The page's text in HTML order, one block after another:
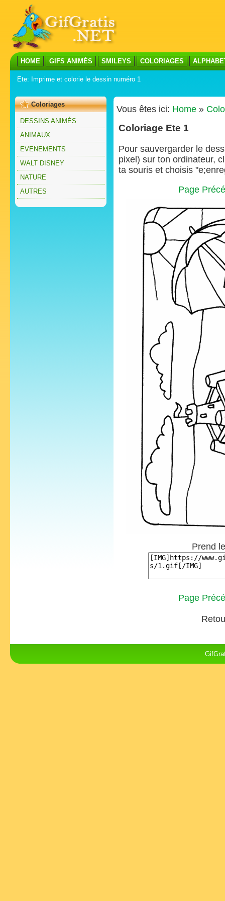
HOME GIFS ANIMÉS SMILEYS COLORIAGES
Ete: Imprime et colorie le dessin numéro 1
Coloriages
DESSINS ANIMÉS
ANIMAUX
EVENEMENTS
WALT DISNEY
NATURE
AUTRES
Vous êtes ici: Home »
Coloriage Ete 1
Pour sauvergarder le
pixel) sur ton ordinateur,
ta souris et choisis
Page
Prend
Page